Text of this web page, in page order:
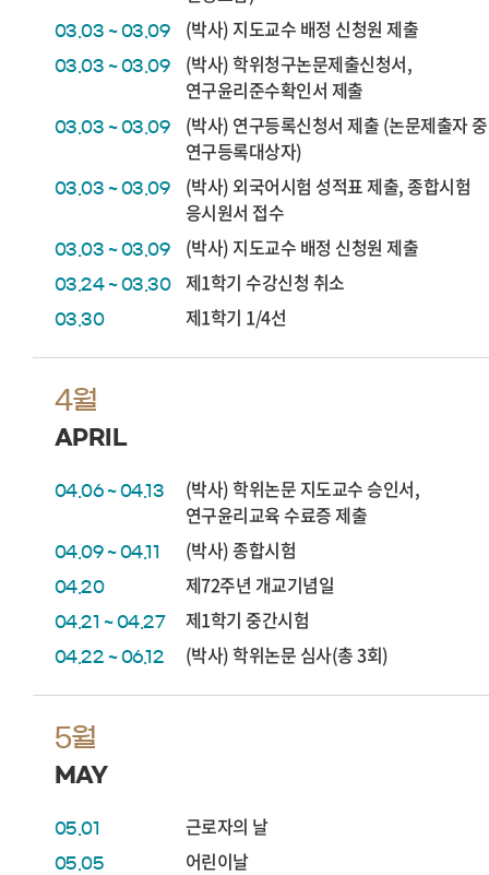
03.03 ~ 03.09 (박사) 지도교수 배정 신청원 제출
03.03 ~ 03.09
(박사) 학위청구논문제출신청서,
연구윤리준수확인서 제출
03.03 ~ 03.09
(박사) 연구등록신청서 제출 (논문제출자 중
연구등록대상자)
03.03 ~ 03.09
(박사) 외국어시험 성적표 제출, 종합시험
응시원서 접수
03.03 ~ 03.09 (박사) 지도교수 배정 신청원 제출
03.24 ~ 03.30 제1학기 수강신청 취소
03.30 제1학기 1/4선
4월
APRIL
04.06 ~ 04.13
(박사) 학위논문 지도교수 승인서,
연구윤리교육 수료증 제출
04.09 ~ 04.11 (박사) 종합시험
04.20 제72주년 개교기념일
04.21 ~ 04.27 제1학기 중간시험
04.22 ~ 06.12 (박사) 학위논문 심사(총 3회)
5월
MAY
05.01 근로자의 날
05.05 어린이날